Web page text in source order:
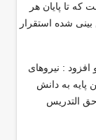
تا پایان هر
شده استقرار
: نیروهای
پایه به دانش
حق التدریس